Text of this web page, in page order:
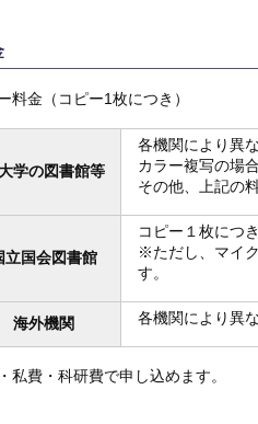
料金（コピー1枚につき）
学の図書館等
各機関により異
カラー複写の場
その他、上記の
立国会図書館
コピー１枚につ
※ただし、マイ
す。
海外機関 各機関により異
私費・科研費で申し込めます。